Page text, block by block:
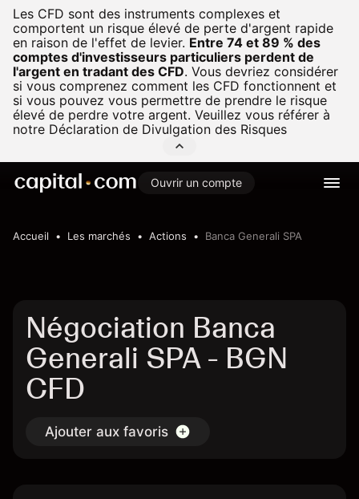
Les CFD sont des instruments complexes et
comportent un risque élevé de perte d'argent rapide
en raison de l'effet de levier. Entre 74 et 89 % des
comptes d'investisseurs particuliers perdent de
l'argent en tradant des CFD. Vous devriez considérer
si vous comprenez comment les CFD fonctionnent et
si vous pouvez vous permettre de prendre le risque
élevé de perdre votre argent. Veuillez vous référer à
notre Déclaration de Divulgation des Risques
Ouvrir un compte
Accueil Les marchés Actions Banca Generali SPA
Négociation Banca
Generali SPA - BGN
CFD
Ajouter aux favoris